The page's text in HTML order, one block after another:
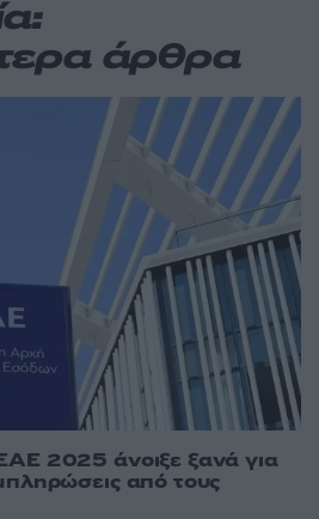
άρθρα
2025 άνοιξε ξανά για
από τους